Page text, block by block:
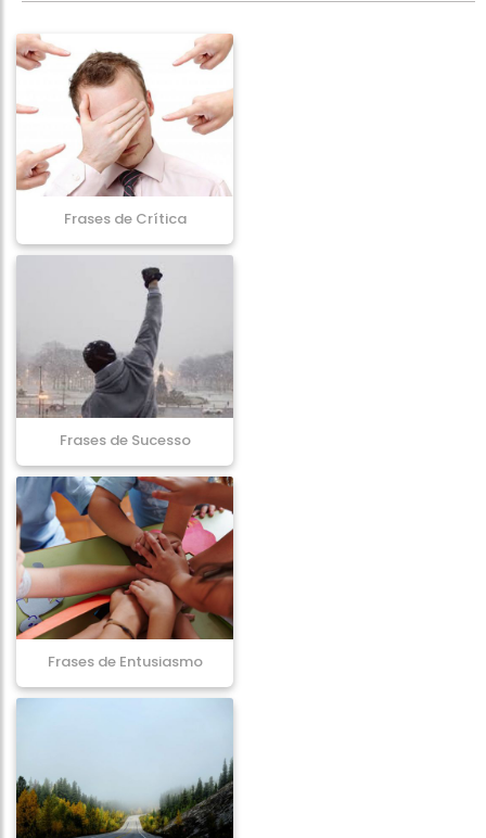
Frases de Crítica
Frases de Sucesso
Frases de Entusiasmo